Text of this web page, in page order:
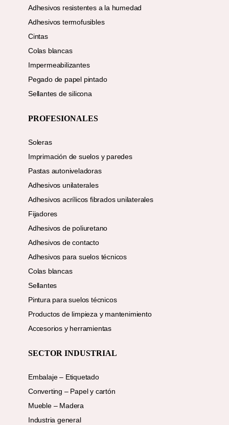
Adhesivos resistentes a la humedad
Adhesivos termofusibles
Cintas
Colas blancas
Impermeabilizantes
Pegado de papel pintado
Sellantes de silicona
PROFESIONALES
Soleras
Imprimación de suelos y paredes
Pastas autoniveladoras
Adhesivos unilaterales
Adhesivos acrílicos fibrados unilaterales
Fijadores
Adhesivos de poliuretano
Adhesivos de contacto
Adhesivos para suelos técnicos
Colas blancas
Sellantes
Pintura para suelos técnicos
Productos de limpieza y mantenimiento
Accesorios y herramientas
SECTOR INDUSTRIAL
Embalaje – Etiquetado
Converting – Papel y cartón
Mueble – Madera
Industria general